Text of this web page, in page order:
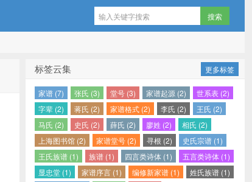
更多标签
标签云集
家谱 (7) 张氏 (3) 堂号 (3) 家谱起源 (2)
世系表 (2)
字辈 (2)
蒋氏 (2) 家谱格式 (2) 李氏 (2)
王氏 (2)
马氏 (2)
史氏 (2) 薛氏 (2) 廖姓 (2)
相氏 (2)
上海图书馆 (2)
家谱堂号 (2) 寻根 (2)
史氏宗谱 (1)
王氏族谱 (1)
族谱 (1) 四言类诗体 (1)
五言类诗体 (1)
显忠堂 (1)
家谱序言 (1) 编修新家谱 (1)
姓氏族谱 (1)